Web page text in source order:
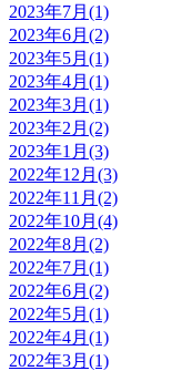
2023年7月(1)
2023年6月(2)
2023年5月(1)
2023年4月(1)
2023年3月(1)
2023年2月(2)
2023年1月(3)
2022年12月(3)
2022年11月(2)
2022年10月(4)
2022年8月(2)
2022年7月(1)
2022年6月(2)
2022年5月(1)
2022年4月(1)
2022年3月(1)